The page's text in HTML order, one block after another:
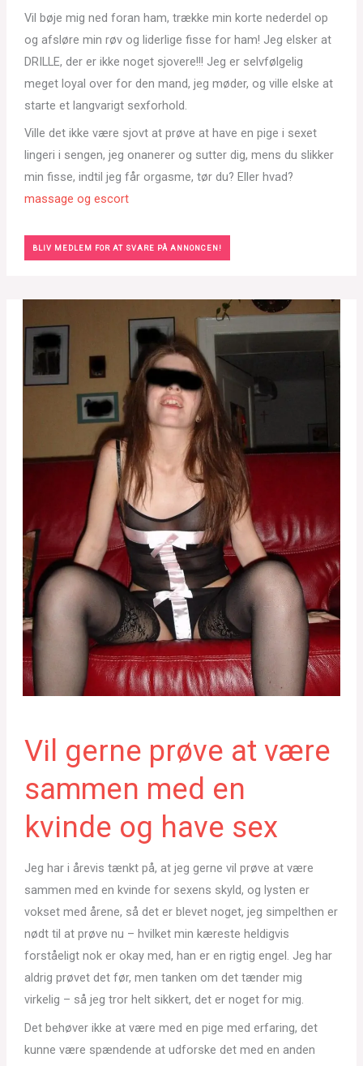
Vil bøje mig ned foran ham, trække min korte nederdel op
og afsløre min røv og liderlige fisse for ham! Jeg elsker at
DRILLE, der er ikke noget sjovere!!! Jeg er selvfølgelig
meget loyal over for den mand, jeg møder, og ville elske at
starte et langvarigt sexforhold.
Ville det ikke være sjovt at prøve at have en pige i sexet
lingeri i sengen, jeg onanerer og sutter dig, mens du slikker
min fisse, indtil jeg får orgasme, tør du? Eller hvad?
massage og escort
BLIV MEDLEM FOR AT SVARE PÅ ANNONCEN!
Vil gerne prøve at være
sammen med en
kvinde og have sex
Jeg har i årevis tænkt på, at jeg gerne vil prøve at være
sammen med en kvinde for sexens skyld, og lysten er
vokset med årene, så det er blevet noget, jeg simpelthen er
nødt til at prøve nu – hvilket min kæreste heldigvis
forståeligt nok er okay med, han er en rigtig engel. Jeg har
aldrig prøvet det før, men tanken om det tænder mig
virkelig – så jeg tror helt sikkert, det er noget for mig.
Det behøver ikke at være med en pige med erfaring, det
kunne være spændende at udforske det med en anden